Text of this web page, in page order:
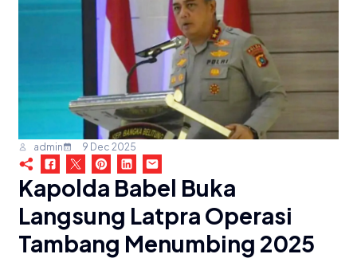
admin 9 Dec 2025
Kapolda Babel Buka
Langsung Latpra Operasi
Tambang Menumbing 2025